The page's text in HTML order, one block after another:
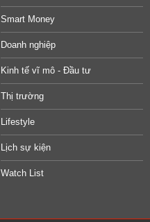
Smart Money
Doanh nghiệp
Kinh tế vĩ mô - Đầu tư
Thị trường
Lifestyle
Lịch sự kiện
Watch List